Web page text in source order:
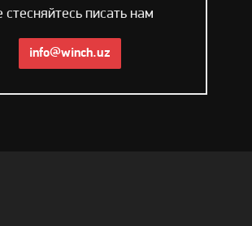
стесняйтесь писать нам
info@winch.uz